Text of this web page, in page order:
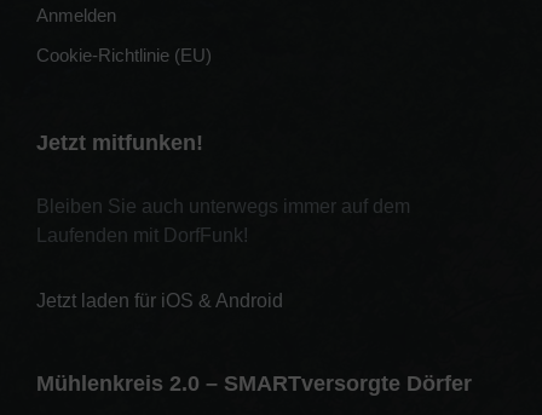
Anmelden
Cookie-Richtlinie (EU)
Jetzt mitfunken!
Bleiben Sie auch unterwegs immer auf dem
Laufenden mit DorfFunk!
Jetzt laden für iOS & Android
Mühlenkreis 2.0 – SMARTversorgte Dörfer